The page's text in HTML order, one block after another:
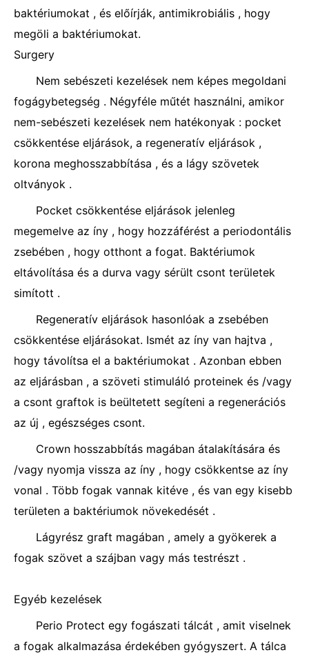
baktériumokat , és előírják, antimikrobiális , hogy
megöli a baktériumokat.
Surgery
Nem sebészeti kezelések nem képes megoldani
fogágybetegség . Négyféle műtét használni, amikor
nem-sebészeti kezelések nem hatékonyak : pocket
csökkentése eljárások, a regeneratív eljárások ,
korona meghosszabbítása , és a lágy szövetek
oltványok .
Pocket csökkentése eljárások jelenleg
megemelve az íny , hogy hozzáférést a periodontális
zsebében , hogy otthont a fogat. Baktériumok
eltávolítása és a durva vagy sérült csont területek
simított .
Regeneratív eljárások hasonlóak a zsebében
csökkentése eljárásokat. Ismét az íny van hajtva ,
hogy távolítsa el a baktériumokat . Azonban ebben
az eljárásban , a szöveti stimuláló proteinek és /vagy
a csont graftok is beültetett segíteni a regenerációs
az új , egészséges csont.
Crown hosszabbítás magában átalakítására és
/vagy nyomja vissza az íny , hogy csökkentse az íny
vonal . Több fogak vannak kitéve , és van egy kisebb
területen a baktériumok növekedését .
Lágyrész graft magában , amely a gyökerek a
fogak szövet a szájban vagy más testrészt .
Egyéb kezelések
Perio Protect egy fogászati ​​tálcát , amit viselnek
a fogak alkalmazása érdekében gyógyszert. A tálca